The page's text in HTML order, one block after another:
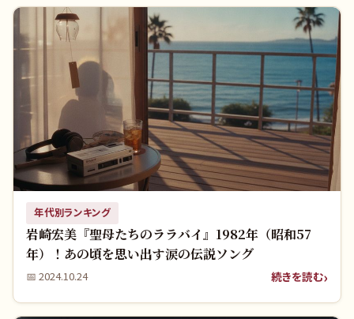
年代別ランキング
岩崎宏美『聖母たちのララバイ』1982年（昭和57
年）！あの頃を思い出す涙の伝説ソング
📅 2024.10.24 続きを読む